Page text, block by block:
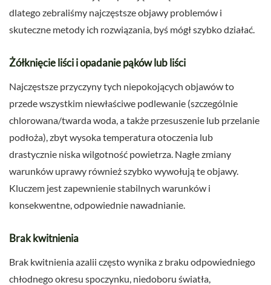
dlatego zebraliśmy najczęstsze objawy problemów i
skuteczne metody ich rozwiązania, byś mógł szybko działać.
Żółknięcie liści i opadanie pąków lub liści
Najczęstsze przyczyny tych niepokojących objawów to
przede wszystkim niewłaściwe podlewanie (szczególnie
chlorowana/twarda woda, a także przesuszenie lub przelanie
podłoża), zbyt wysoka temperatura otoczenia lub
drastycznie niska wilgotność powietrza. Nagłe zmiany
warunków uprawy również szybko wywołują te objawy.
Kluczem jest zapewnienie stabilnych warunków i
konsekwentne, odpowiednie nawadnianie.
Brak kwitnienia
Brak kwitnienia azalii często wynika z braku odpowiedniego
chłodnego okresu spoczynku, niedoboru światła,